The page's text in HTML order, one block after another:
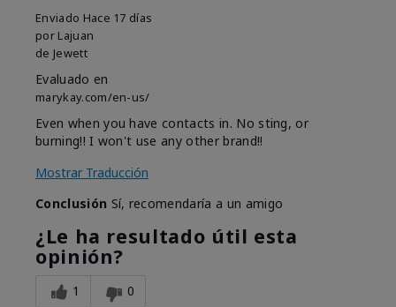
Enviado Hace 17 días
por Lajuan
de Jewett
Evaluado en
marykay.com/en-us/
Even when you have contacts in. No sting, or
burning!! I won't use any other brand!!
Mostrar Traducción
Conclusión Sí, recomendaría a un amigo
¿Le ha resultado útil esta
opinión?
1 0